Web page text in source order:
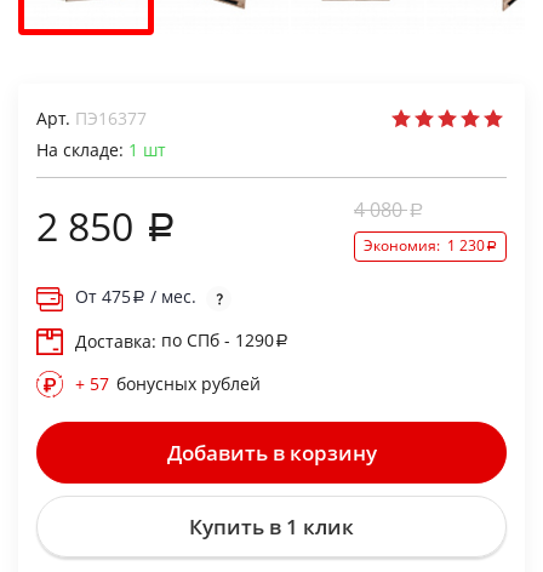
Арт. ПЭ16377
На складе: 1 шт
2 850 4 080
Экономия: 1 230
От 475
/ мес.
Доставка: по СПб - 1290
+ 57 бонусных рублей
Добавить в корзину
Купить в 1 клик